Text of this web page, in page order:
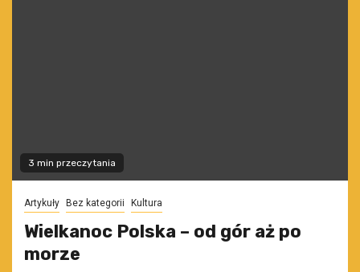
3 min przeczytania
Artykuły Bez kategorii Kultura
Wielkanoc Polska – od gór aż po
morze